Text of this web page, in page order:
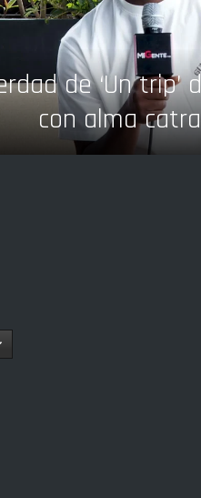
de ‘Un
con alma